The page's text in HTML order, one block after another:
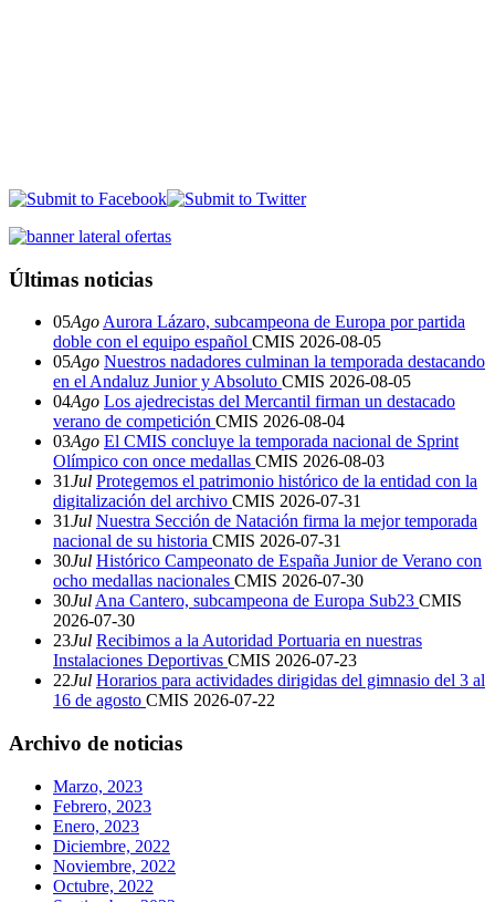
Últimas noticias
05Ago Aurora Lázaro, subcampeona de Europa por partida
doble con el equipo español CMIS 2026-08-05
05Ago Nuestros nadadores culminan la temporada destacando
en el Andaluz Junior y Absoluto CMIS 2026-08-05
04Ago Los ajedrecistas del Mercantil firman un destacado
verano de competición CMIS 2026-08-04
03Ago El CMIS concluye la temporada nacional de Sprint
Olímpico con once medallas CMIS 2026-08-03
31Jul Protegemos el patrimonio histórico de la entidad con la
digitalización del archivo CMIS 2026-07-31
31Jul Nuestra Sección de Natación firma la mejor temporada
nacional de su historia CMIS 2026-07-31
30Jul Histórico Campeonato de España Junior de Verano con
ocho medallas nacionales CMIS 2026-07-30
30Jul Ana Cantero, subcampeona de Europa Sub23 CMIS
2026-07-30
23Jul Recibimos a la Autoridad Portuaria en nuestras
Instalaciones Deportivas CMIS 2026-07-23
22Jul Horarios para actividades dirigidas del gimnasio del 3 al
16 de agosto CMIS 2026-07-22
Archivo de noticias
Marzo, 2023
Febrero, 2023
Enero, 2023
Diciembre, 2022
Noviembre, 2022
Octubre, 2022